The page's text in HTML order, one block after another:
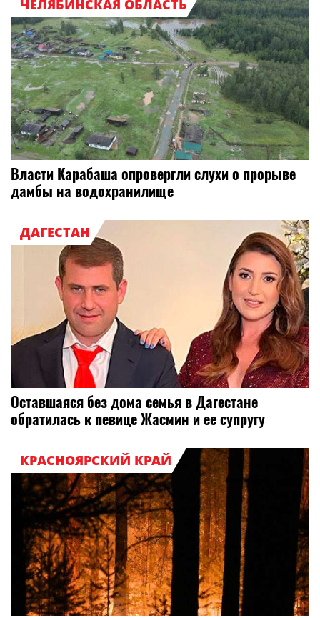
ЧЕЛЯБИНСКАЯ ОБЛАСТЬ
Власти Карабаша опровергли слухи о прорыве
дамбы на водохранилище
ДАГЕСТАН
Оставшаяся без дома семья в Дагестане
обратилась к певице Жасмин и ее супругу
КРАСНОЯРСКИЙ КРАЙ